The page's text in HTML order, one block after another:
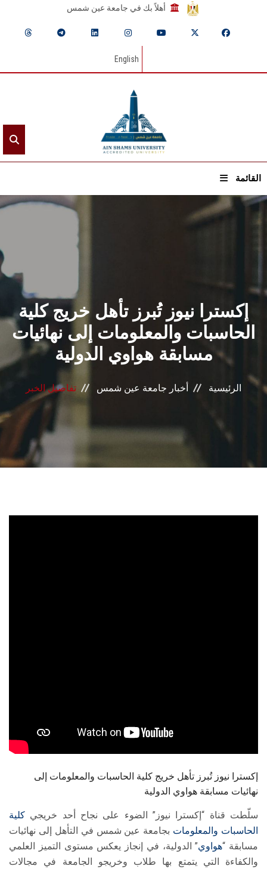
أهلاً بك في جامعة عين شمس
English
القائمة
الرئيسيـة
القطاعـات
الشئون الأكاديمية
البحث العلمي
المراكز والوحدات
الأنظمة الذكية
سجل الان
إكسترا نيوز تُبرز تأهل خريج كلية
الحاسبات والمعلومات إلى نهائيات
مسابقة هواوي الدولية
الرئيسية أخبار جامعة عين شمس تفاصيل الخبر
إكسترا نيوز تُبرز تأهل خريج كلية الحاسبات والمعلومات إلى
نهائيات مسابقة هواوي الدولية
سلّطت قناة “إكسترا نيوز” الضوء على نجاح أحد خريجي كلية
الحاسبات والمعلومات بجامعة عين شمس في التأهل إلى نهائيات
مسابقة “هواوي” الدولية، في إنجاز يعكس مستوى التميز العلمي
والكفاءة التي يتمتع بها طلاب وخريجو الجامعة في مجالات